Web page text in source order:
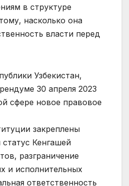
в структуре
насколько она
власти перед
Узбекистан,
30 апреля 2023
сфере новое правовое
закреплены
Кенгашей
разграничение
и исполнительных
ответственность